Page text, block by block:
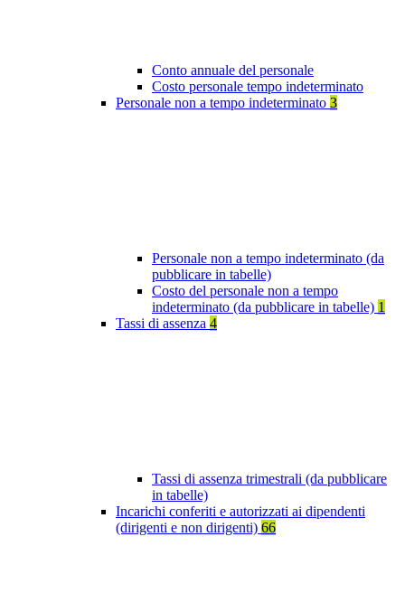
Conto annuale del personale
Costo personale tempo indeterminato
Personale non a tempo indeterminato 3
Personale non a tempo indeterminato (da
pubblicare in tabelle)
Costo del personale non a tempo
indeterminato (da pubblicare in tabelle) 1
Tassi di assenza 4
Tassi di assenza trimestrali (da pubblicare
in tabelle)
Incarichi conferiti e autorizzati ai dipendenti
(dirigenti e non dirigenti) 66